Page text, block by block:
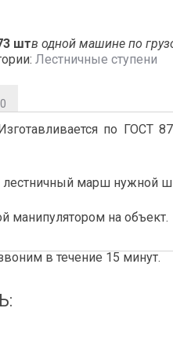
штв одной машине по
Лестничные ступени
0
по ГОСТ
лестничный марш нужной
манипулятором на объект.
в течение 15 минут.